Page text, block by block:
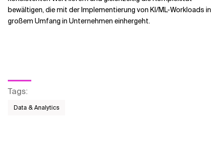
bewältigen, die mit der Implementierung von KI/ML-Workloads in
großem Umfang in Unternehmen einhergeht.
Tags:
Data & Analytics